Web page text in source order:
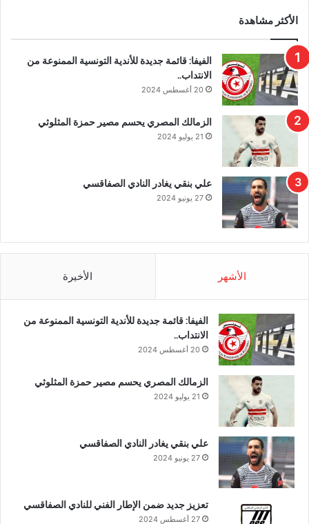
الأكثر مشاهدة
الفيفا: قائمة جديدة للأندية التونسية الممنوعة من
الانتداب..
20 أغسطس 2024
الزمالك المصري يحسم مصير حمزة المثلوثي
21 يوليو 2024
علي بنقي يغادر النادي الصفاقسي
27 يونيو 2024
الأشهر الأخيرة
الفيفا: قائمة جديدة للأندية التونسية الممنوعة من
الانتداب..
20 أغسطس 2024
الزمالك المصري يحسم مصير حمزة المثلوثي
21 يوليو 2024
علي بنقي يغادر النادي الصفاقسي
27 يونيو 2024
تعزيز جديد ضمن الإطار الفني للنادي الصفاقسي
27 أغسطس 2024